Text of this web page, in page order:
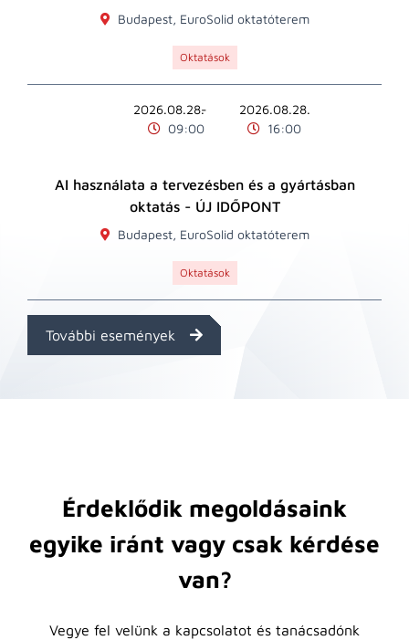
Budapest, EuroSolid oktatóterem
Oktatások
2026.08.28.
09:00
2026.08.28.
16:00
AI használata a tervezésben és a gyártásban
oktatás - ÚJ IDŐPONT
Budapest, EuroSolid oktatóterem
Oktatások
További események
Érdeklődik megoldásaink
egyike iránt vagy csak kérdése
van?
Vegye fel velünk a kapcsolatot és tanácsadónk